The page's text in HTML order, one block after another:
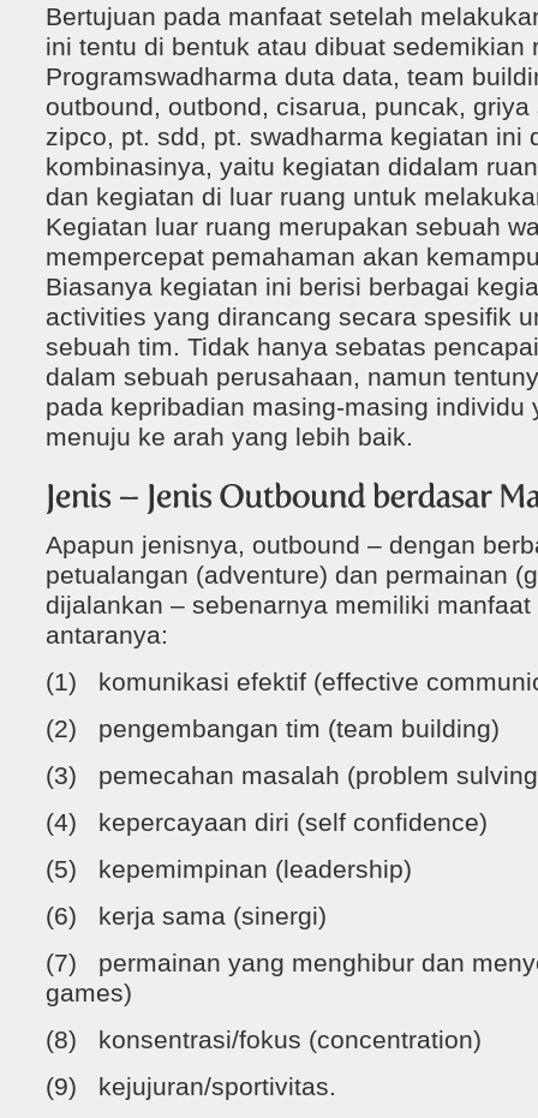
Bertujuan pada manfaat setelah
ini tentu di bentuk atau dibuat sedemikian
Programswadharma duta data, team
outbound, outbond, cisarua, puncak,
zipco, pt. sdd, pt. swadharma kegiatan ini
kombinasinya, yaitu kegiatan didalam
dan kegiatan di luar ruang untuk
Kegiatan luar ruang merupakan sebuah
mempercepat pemahaman akan
Biasanya kegiatan ini berisi berbagai
activities yang dirancang secara spesifik
sebuah tim. Tidak hanya sebatas
dalam sebuah perusahaan, namun
pada kepribadian masing-masing individu
menuju ke arah yang lebih baik.
Apapun jenisnya, outbound – dengan
petualangan (adventure) dan permainan
dijalankan – sebenarnya memiliki
antaranya:
(1) komunikasi efektif (effective
(2) pengembangan tim (team building)
(3) pemecahan masalah (problem
(4) kepercayaan diri (self confidence)
(5) kepemimpinan (leadership)
(6) kerja sama (sinergi)
(7) permainan yang menghibur dan
games)
(8) konsentrasi/fokus (concentration)
(9) kejujuran/sportivitas.